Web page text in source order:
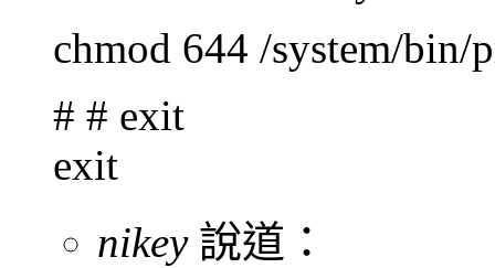
chmod 644 /system/bin/
# # exit
exit
nikey 說道：